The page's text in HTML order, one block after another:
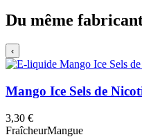
Du même
‹
Mango Ice Sels de
3,30 €
FraîcheurMangue